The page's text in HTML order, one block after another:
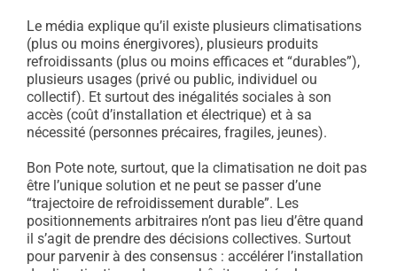
Le média explique qu’il existe plusieurs climatisations
(plus ou moins énergivores), plusieurs produits
refroidissants (plus ou moins efficaces et “durables”),
plusieurs usages (privé ou public, individuel ou
collectif). Et surtout des inégalités sociales à son
accès (coût d’installation et électrique) et à sa
nécessité (personnes précaires, fragiles, jeunes).
Bon Pote note, surtout, que la climatisation ne doit pas
être l’unique solution et ne peut se passer d’une
“trajectoire de refroidissement durable”. Les
positionnements arbitraires n’ont pas lieu d’être quand
il s’agit de prendre des décisions collectives. Surtout
pour parvenir à des consensus : accélérer l’installation